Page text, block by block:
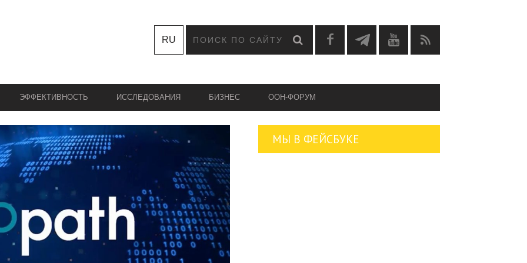
RU
ЭФФЕКТИВНОСТЬ ИССЛЕДОВАНИЯ БИЗНЕС OOH-ФОРУМ
МЫ В ФЕЙСБУКЕ